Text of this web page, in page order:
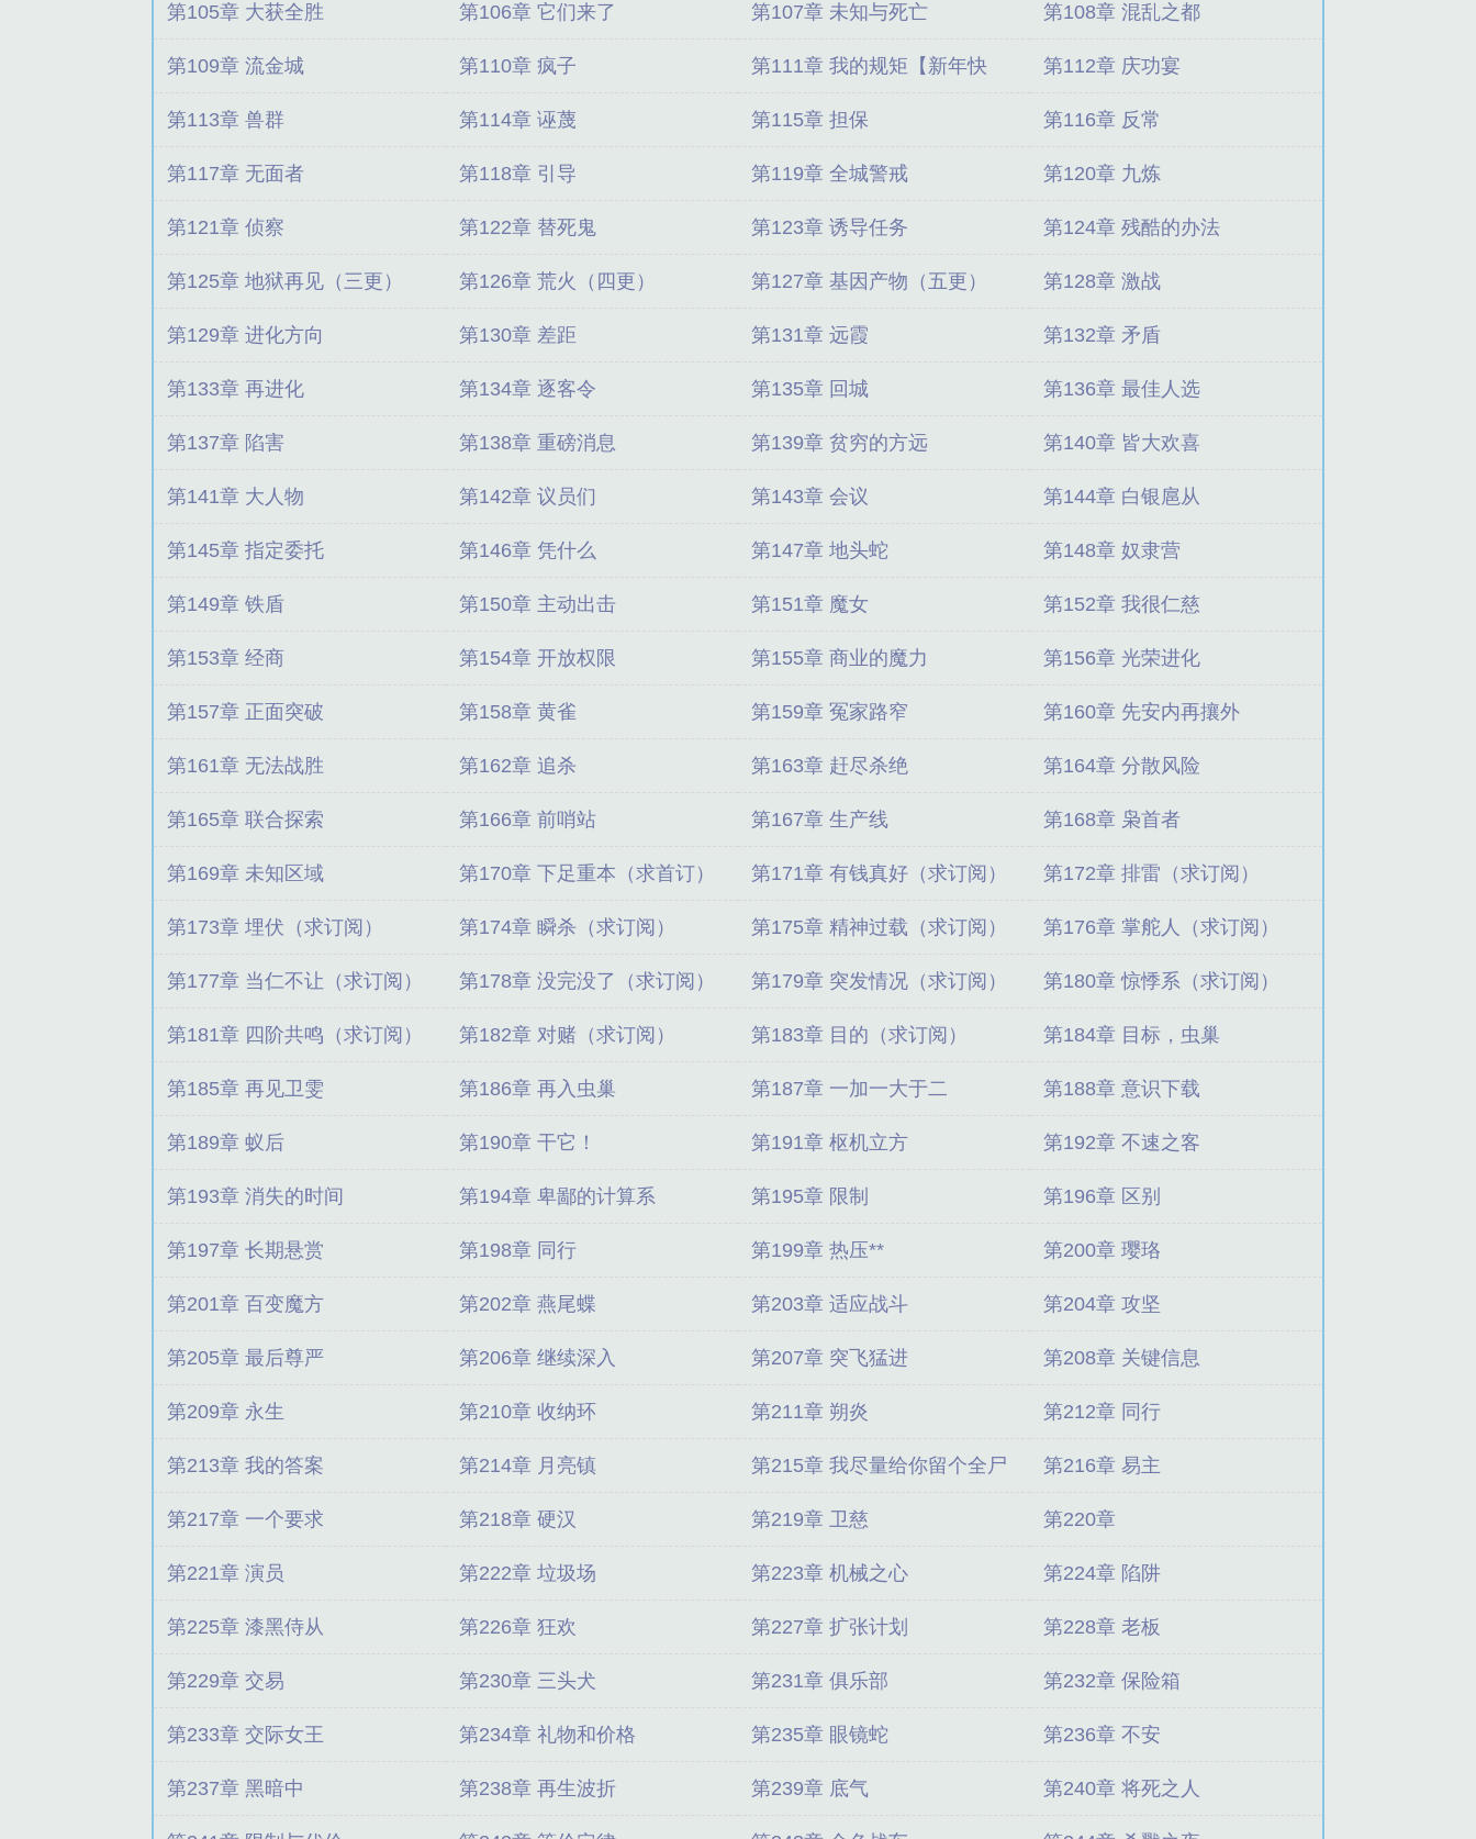
第105章 大获全胜 第106章 它们来了 第107章 未知与死亡 第108章 混乱之都
第109章 流金城 第110章 疯子 第111章 我的规矩【新年快
乐】
第112章 庆功宴
第113章 兽群 第114章 诬蔑 第115章 担保 第116章 反常
第117章 无面者 第118章 引导 第119章 全城警戒 第120章 九炼
第121章 侦察 第122章 替死鬼 第123章 诱导任务 第124章 残酷的办法
第125章 地狱再见（三更） 第126章 荒火（四更） 第127章 基因产物（五更） 第128章 激战
第129章 进化方向 第130章 差距 第131章 远霞 第132章 矛盾
第133章 再进化 第134章 逐客令 第135章 回城 第136章 最佳人选
第137章 陷害 第138章 重磅消息 第139章 贫穷的方远 第140章 皆大欢喜
第141章 大人物 第142章 议员们 第143章 会议 第144章 白银扈从
第145章 指定委托 第146章 凭什么 第147章 地头蛇 第148章 奴隶营
第149章 铁盾 第150章 主动出击 第151章 魔女 第152章 我很仁慈
第153章 经商 第154章 开放权限 第155章 商业的魔力 第156章 光荣进化
第157章 正面突破 第158章 黄雀 第159章 冤家路窄 第160章 先安内再攘外
第161章 无法战胜 第162章 追杀 第163章 赶尽杀绝 第164章 分散风险
第165章 联合探索 第166章 前哨站 第167章 生产线 第168章 枭首者
第169章 未知区域 第170章 下足重本（求首订） 第171章 有钱真好（求订阅） 第172章 排雷（求订阅）
第173章 埋伏（求订阅） 第174章 瞬杀（求订阅） 第175章 精神过载（求订阅） 第176章 掌舵人（求订阅）
第177章 当仁不让（求订阅） 第178章 没完没了（求订阅） 第179章 突发情况（求订阅） 第180章 惊悸系（求订阅）
第181章 四阶共鸣（求订阅） 第182章 对赌（求订阅） 第183章 目的（求订阅） 第184章 目标，虫巢
第185章 再见卫雯 第186章 再入虫巢 第187章 一加一大于二 第188章 意识下载
第189章 蚁后 第190章 干它！ 第191章 枢机立方 第192章 不速之客
第193章 消失的时间 第194章 卑鄙的计算系 第195章 限制 第196章 区别
第197章 长期悬赏 第198章 同行 第199章 热压** 第200章 璎珞
第201章 百变魔方 第202章 燕尾蝶 第203章 适应战斗 第204章 攻坚
第205章 最后尊严 第206章 继续深入 第207章 突飞猛进 第208章 关键信息
第209章 永生 第210章 收纳环 第211章 朔炎 第212章 同行
第213章 我的答案 第214章 月亮镇 第215章 我尽量给你留个全尸 第216章 易主
第217章 一个要求 第218章 硬汉 第219章 卫慈 第220章
第221章 演员 第222章 垃圾场 第223章 机械之心 第224章 陷阱
第225章 漆黑侍从 第226章 狂欢 第227章 扩张计划 第228章 老板
第229章 交易 第230章 三头犬 第231章 俱乐部 第232章 保险箱
第233章 交际女王 第234章 礼物和价格 第235章 眼镜蛇 第236章 不安
第237章 黑暗中 第238章 再生波折 第239章 底气 第240章 将死之人